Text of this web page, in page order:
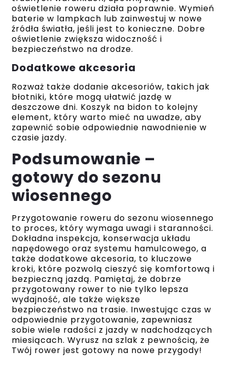
oświetlenie roweru działa poprawnie. Wymień
baterie w lampkach lub zainwestuj w nowe
źródła światła, jeśli jest to konieczne. Dobre
oświetlenie zwiększa widoczność i
bezpieczeństwo na drodze.
Dodatkowe akcesoria
Rozważ także dodanie akcesoriów, takich jak
błotniki, które mogą ułatwić jazdę w
deszczowe dni. Koszyk na bidon to kolejny
element, który warto mieć na uwadze, aby
zapewnić sobie odpowiednie nawodnienie w
czasie jazdy.
Podsumowanie –
gotowy do sezonu
wiosennego
Przygotowanie roweru do sezonu wiosennego
to proces, który wymaga uwagi i staranności.
Dokładna inspekcja, konserwacja układu
napędowego oraz systemu hamulcowego, a
także dodatkowe akcesoria, to kluczowe
kroki, które pozwolą cieszyć się komfortową i
bezpieczną jazdą. Pamiętaj, że dobrze
przygotowany rower to nie tylko lepsza
wydajność, ale także większe
bezpieczeństwo na trasie. Inwestując czas w
odpowiednie przygotowanie, zapewniasz
sobie wiele radości z jazdy w nadchodzących
miesiącach. Wyrusz na szlak z pewnością, że
Twój rower jest gotowy na nowe przygody!